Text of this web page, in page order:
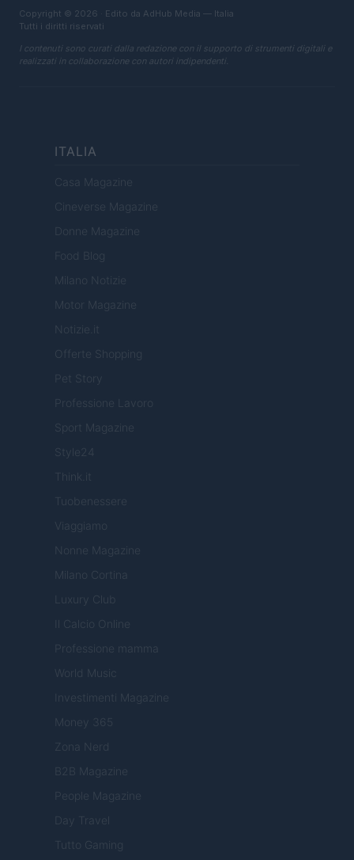
Copyright © 2026 · Edito da AdHub Media — Italia
Tutti i diritti riservati
I contenuti sono curati dalla redazione con il supporto di strumenti digitali e
realizzati in collaborazione con autori indipendenti.
ITALIA
Casa Magazine
Cineverse Magazine
Donne Magazine
Food Blog
Milano Notizie
Motor Magazine
Notizie.it
Offerte Shopping
Pet Story
Professione Lavoro
Sport Magazine
Style24
Think.it
Tuobenessere
Viaggiamo
Nonne Magazine
Milano Cortina
Luxury Club
Il Calcio Online
Professione mamma
World Music
Investimenti Magazine
Money 365
Zona Nerd
B2B Magazine
People Magazine
Day Travel
Tutto Gaming